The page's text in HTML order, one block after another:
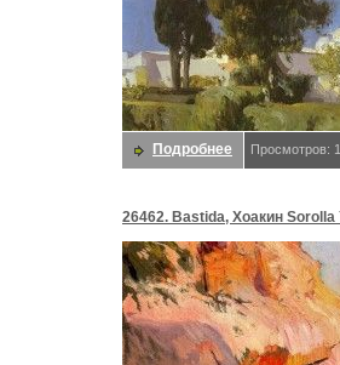
Подробнее Просмотров:
26462. Bastida, Хоакин Sorolla